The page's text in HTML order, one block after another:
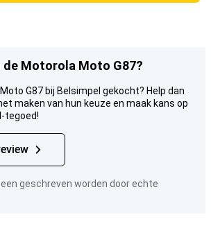
de Motorola Moto G87?
G87 bij Belsimpel gekocht? Help dan
maken van hun keuze en maak kans op
tegoed!
geschreven worden door echte